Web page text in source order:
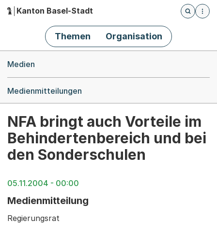
Hauptnavigation
Kanton Basel-Stadt
Öffnet
Themen Organisation
Medien
Medienmitteilungen
NFA bringt auch Vorteile im
Behindertenbereich und bei
den Sonderschulen
05.11.2004 - 00:00
Medienmitteilung
Regierungsrat